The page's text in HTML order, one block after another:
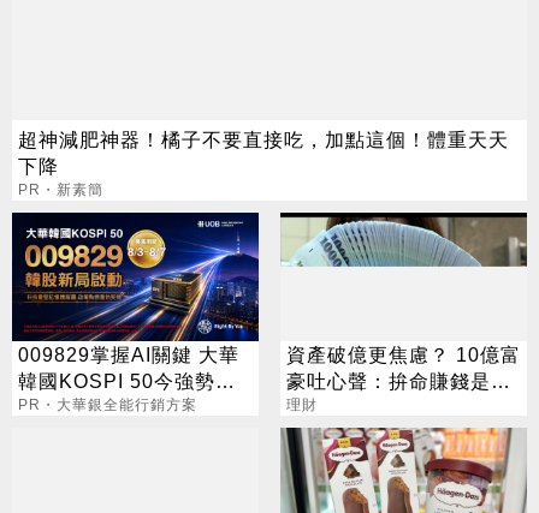
超神減肥神器！橘子不要直接吃，加點這個！體重天天
下降
PR・新素簡
009829掌握AI關鍵 大華
韓國KOSPI 50今強勢開
募
PR・大華銀全能行銷方案
資產破億更焦慮？ 10億富
豪吐心聲：拚命賺錢是在
「超度自己」
理財